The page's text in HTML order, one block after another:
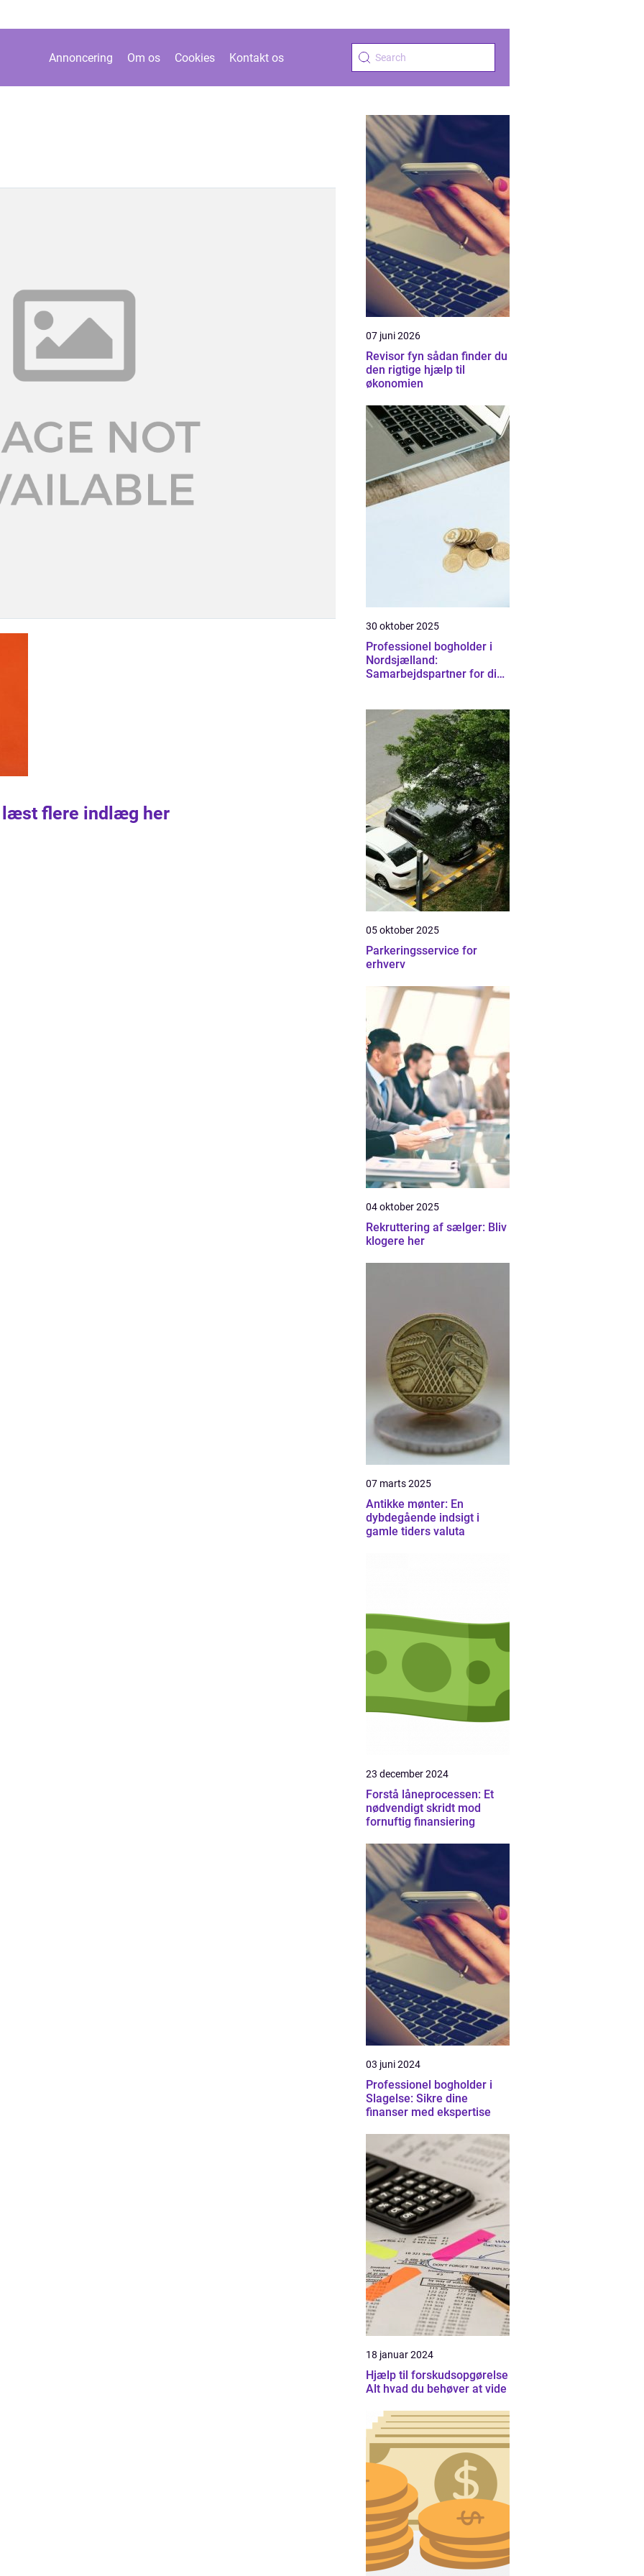
Annoncering Om os Cookies Kontakt os
læst flere indlæg her
07 juni 2026
Revisor fyn sådan finder du
den rigtige hjælp til
økonomien
30 oktober 2025
Professionel bogholder i
Nordsjælland:
Samarbejdspartner for din
05 oktober 2025
Parkeringsservice for
erhverv
04 oktober 2025
Rekruttering af sælger: Bliv
klogere her
07 marts 2025
Antikke mønter: En
dybdegående indsigt i
gamle tiders valuta
23 december 2024
Forstå låneprocessen: Et
nødvendigt skridt mod
fornuftig finansiering
03 juni 2024
Professionel bogholder i
Slagelse: Sikre dine
finanser med ekspertise
18 januar 2024
Hjælp til forskudsopgørelse
Alt hvad du behøver at vide